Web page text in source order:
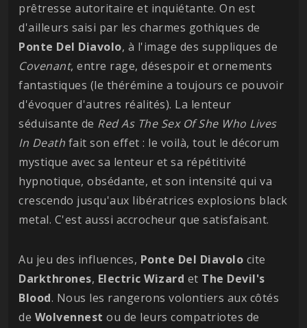
prêtresse autoritaire et inquiétante. On est
d'ailleurs saisi par les charmes gothiques de
Ponte Del Diavolo, à l'image des suppliques de
Covenant, entre rage, désespoir et ornements
fantastiques (le thérémine a toujours ce pouvoir
d'évoquer d'autres réalités). La lenteur
séduisante de Red As The Sex Of She Who Lives
In Death fait son effet : le voilà, tout le décorum
mystique avec sa lenteur et sa répétitivité
hypnotique, obsédante, et son intensité qui va
crescendo jusqu'aux libératrices explosions black
metal. C'est aussi accrocheur que satisfaisant.
Au jeu des influences, Ponte Del Diavolo cite
Darkthrones, Electric Wizard et The Devil's
Blood. Nous les rangerons volontiers aux côtés
de Wolvennest ou de leurs compatriotes de